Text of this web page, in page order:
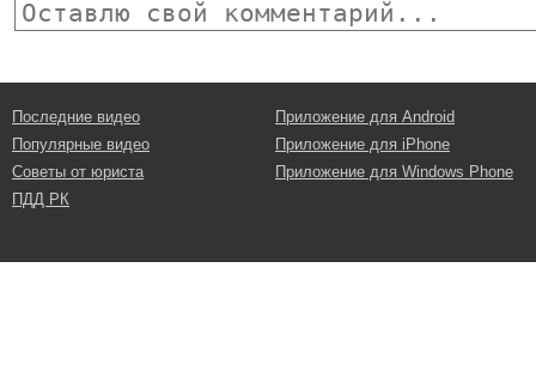
Последние видео
Популярные видео
Советы от юриста
ПДД РК
Приложение для Android
Приложение для iPhone
Приложение для Windows Phone